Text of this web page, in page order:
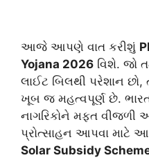
આજે આપણે વાત કરીશું
Yojana 2026 વિશે. જો
લાઈટ બિલથી પરેશાન છો,
ખૂબ જ મહત્વપૂર્ણ છે. ભારત
નાગરિકોને મફત
પ્રોત્સાહન આપવા માટે
Solar Subsidy